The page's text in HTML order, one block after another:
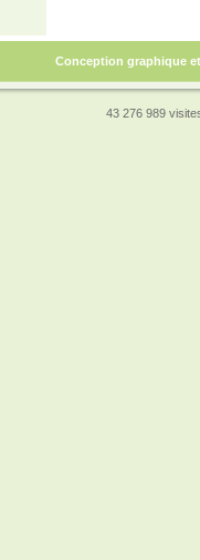
Conception graphique
43 276 989